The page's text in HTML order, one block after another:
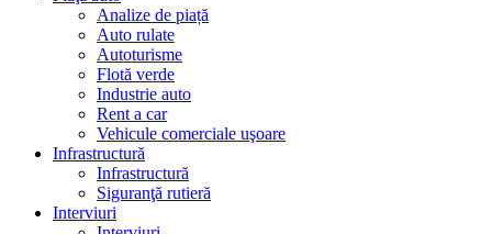
Analize de piață
Auto rulate
Autoturisme
Flotă verde
Industrie auto
Rent a car
Vehicule comerciale uşoare
Infrastructură
Infrastructură
Siguranţă rutieră
Interviuri